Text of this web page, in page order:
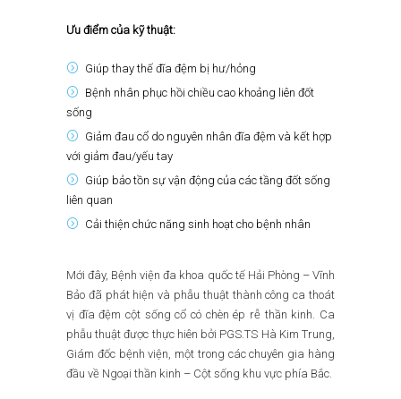
Ưu điểm của kỹ thuật:
Giúp thay thế đĩa đệm bị hư/hỏng
Bệnh nhân phục hồi chiều cao khoảng liên đốt
sống
Giảm đau cổ do nguyên nhân đĩa đệm và kết hợp
với giảm đau/yếu tay
Giúp bảo tồn sự vận động của các tầng đốt sống
liên quan
Cải thiện chức năng sinh hoạt cho bệnh nhân
Mới đây, Bệnh viện đa khoa quốc tế Hải Phòng – Vĩnh
Bảo đã phát hiện và phẫu thuật thành công ca thoát
vị đĩa đệm cột sống cổ có chèn ép rễ thần kinh. Ca
phẫu thuật được thực hiên bởi PGS.TS Hà Kim Trung,
Giám đốc bệnh viện, một trong các chuyên gia hàng
đầu về Ngoại thần kinh – Cột sống khu vực phía Bắc.